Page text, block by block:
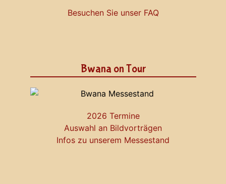
Besuchen Sie unser FAQ
Bwana on Tour
2026 Termine
Auswahl an Bildvorträgen
Infos zu unserem Messestand